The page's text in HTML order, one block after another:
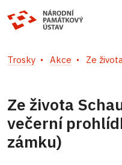
Trosky Akce Ze
Ze života
večerní
zámku)